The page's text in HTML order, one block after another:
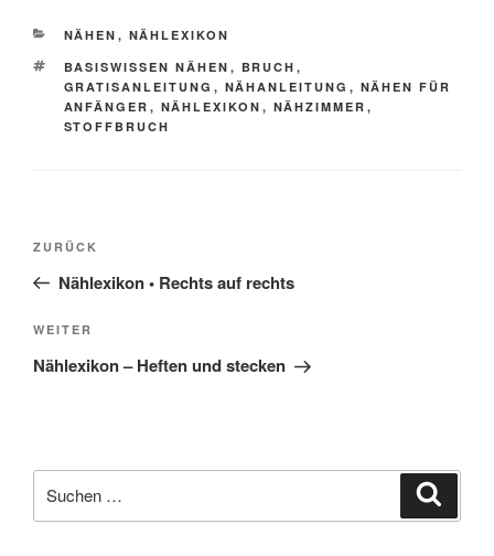
KATEGORIEN
NÄHEN , NÄHLEXIKON
SCHLAGWÖRTER
BASISWISSEN NÄHEN , BRUCH ,
GRATISANLEITUNG , NÄHANLEITUNG , NÄHEN FÜR
ANFÄNGER , NÄHLEXIKON , NÄHZIMMER ,
STOFFBRUCH
Beitragsnavigation
Vorheriger
Beitrag
ZURÜCK
Nählexikon • Rechts auf rechts
Nächster
Beitrag
WEITER
Nählexikon – Heften und stecken
nach: